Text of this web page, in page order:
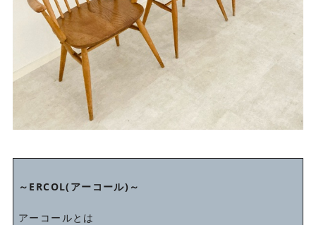
～ERCOL(アーコール)～
アーコールとは